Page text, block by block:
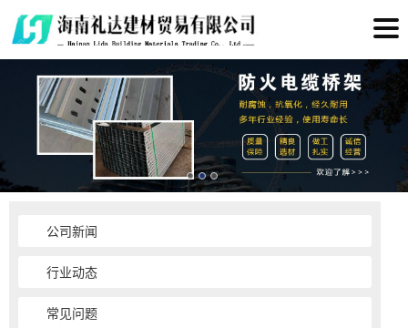
公司新闻
行业动态
常见问题